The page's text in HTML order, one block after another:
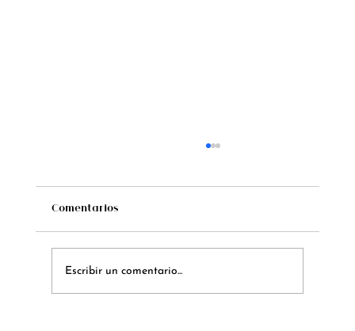
Te presentamos a Sarah Yates
Comentarios
Escribir un comentario...